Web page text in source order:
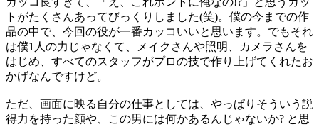
トがたくさんあってびっくりしました(笑)。僕の今までの作
品の中で、今回の役が一番カッコいいと思います。でもそれ
は僕1人の力じゃなくて、メイクさんや照明、カメラさんを
はじめ、すべてのスタッフがプロの技で作り上げてくれたお
かげなんですけど。
ただ、画面に映る自分の仕事としては、やっぱりそういう説
得力を持った顔や、この男には何かあるんじゃないか? と思